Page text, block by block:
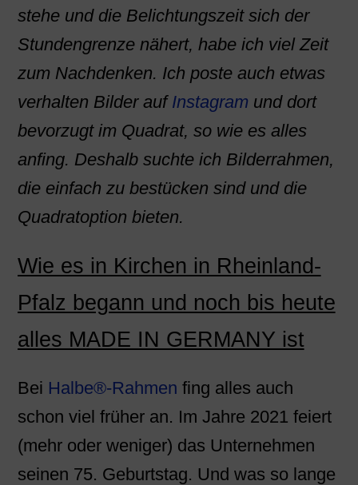
stehe und die Belichtungszeit sich der
Stundengrenze nähert, habe ich viel Zeit
zum Nachdenken. Ich poste auch etwas
verhalten Bilder auf Instagram und dort
bevorzugt im Quadrat, so wie es alles
anfing. Deshalb suchte ich Bilderrahmen,
die einfach zu bestücken sind und die
Quadratoption bieten.
Wie es in Kirchen in Rheinland-
Pfalz begann und noch bis heute
alles MADE IN GERMANY ist
Bei Halbe®-Rahmen fing alles auch
schon viel früher an. Im Jahre 2021 feiert
(mehr oder weniger) das Unternehmen
seinen 75. Geburtstag. Und was so lange